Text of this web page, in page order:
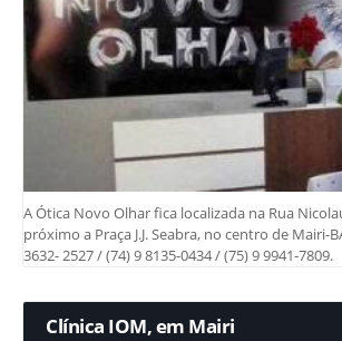
A Ótica Novo Olhar fica localizada na Rua
próximo a Praça J.J. Seabra, no centro de Mairi-
3632- 2527 / (74) 9 8135-0434 / (75) 9 9941-7809.
Clínica IOM, em Mairi